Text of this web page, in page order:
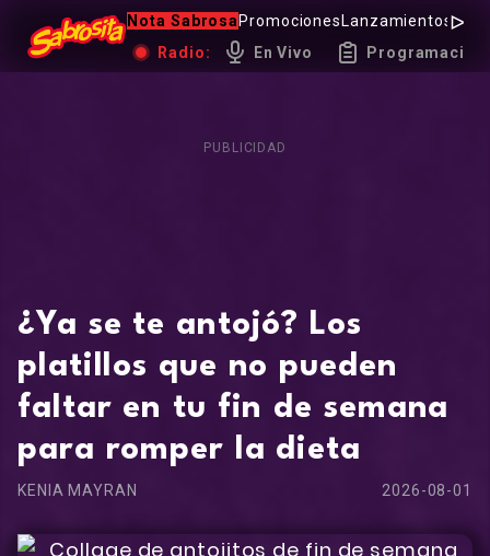
Nota Sabrosa Promociones LanzamientosHot
Radio:
En Vivo Programación
PUBLICIDAD
¿Ya se te antojó? Los
platillos que no pueden
faltar en tu fin de semana
para romper la dieta
KENIA MAYRAN 2026-08-01